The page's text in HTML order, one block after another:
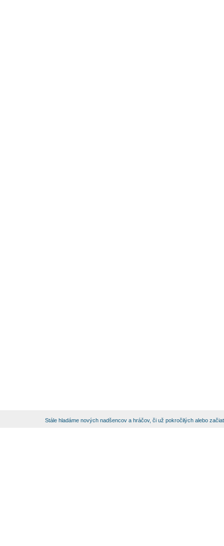
Stále hladáme nových nadšencov a hráčov, či už pokročilých alebo